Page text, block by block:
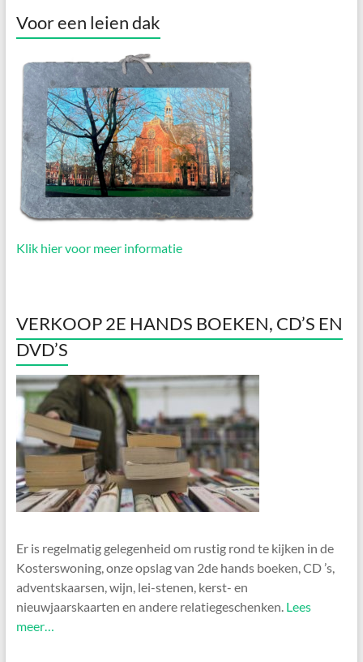
Voor een leien dak
Klik hier voor meer informatie
VERKOOP 2E HANDS BOEKEN, CD’S EN
DVD’S
Er is regelmatig gelegenheid om rustig rond te kijken in de
Kosterswoning, onze opslag van 2de hands boeken, CD ’s,
adventskaarsen, wijn, lei-stenen, kerst- en
nieuwjaarskaarten en andere relatiegeschenken. Lees
meer…